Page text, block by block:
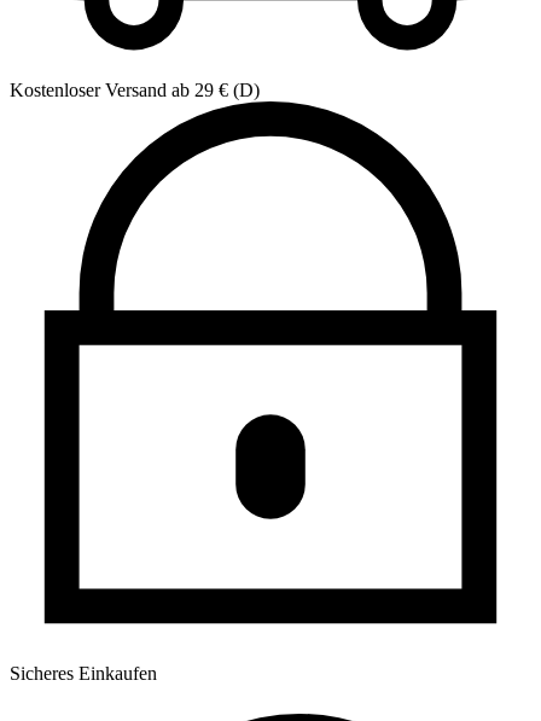
Kostenloser Versand ab 29 € (D)
Sicheres Einkaufen